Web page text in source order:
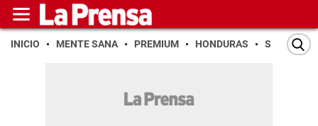
INICIO MENTE SANA PREMIUM HONDURAS SAN PEDRO